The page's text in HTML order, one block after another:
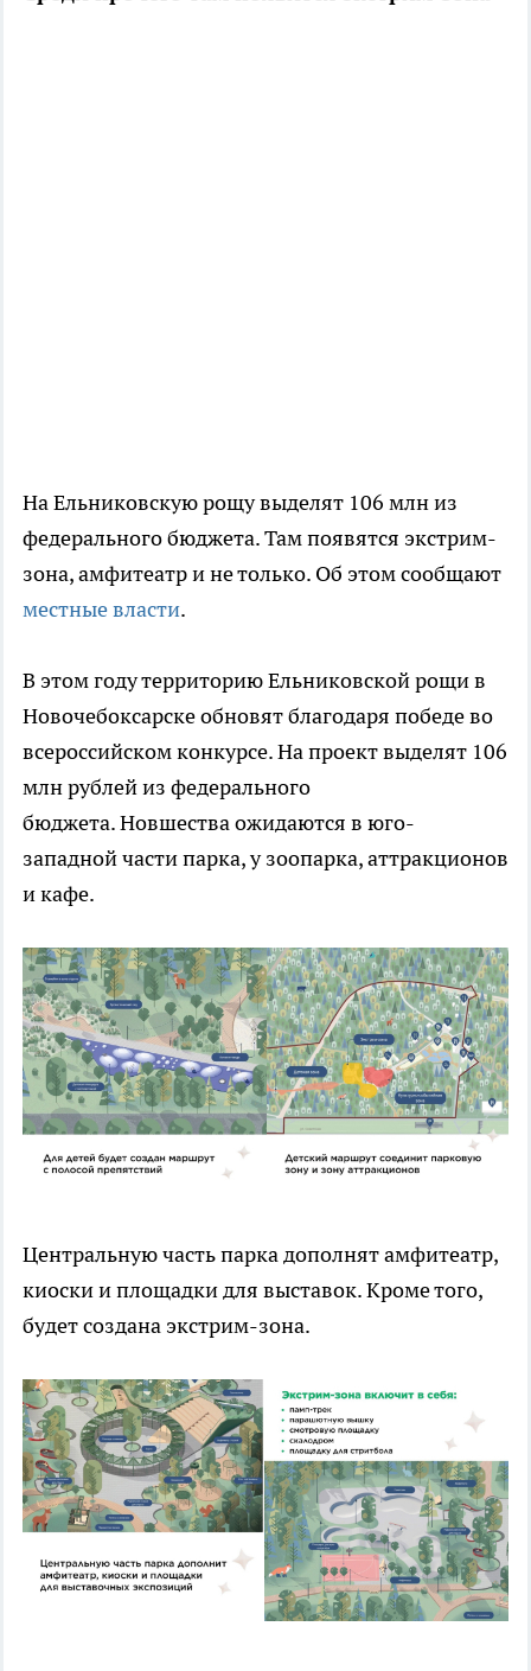
На Ельниковскую рощу выделят 106 млн из
федерального бюджета. Там появятся экстрим-
зона, амфитеатр и не только. Об этом сообщают
местные власти.
В этом году территорию Ельниковской рощи в
Новочебоксарске обновят благодаря победе во
всероссийском конкурсе. На проект выделят 106
млн рублей из федерального
бюджета. Новшества ожидаются в юго-
западной части парка, у зоопарка, аттракционов
и кафе.
Центральную часть парка дополнят амфитеатр,
киоски и площадки для выставок. Кроме того,
будет создана экстрим-зона.